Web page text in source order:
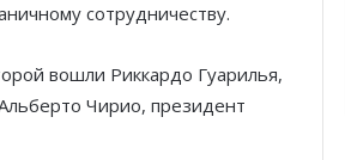
сотрудничеству.
вошли Риккардо Гуарилья,
Чирио, президент